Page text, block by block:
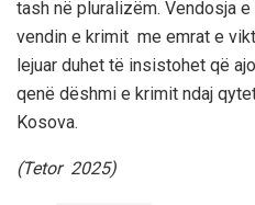
tash në pluralizëm. Vendosja
vendin e krimit me emrat e
lejuar duhet të insistohet që
qenë dëshmi e krimit ndaj
Kosova.
(Tetor 2025)